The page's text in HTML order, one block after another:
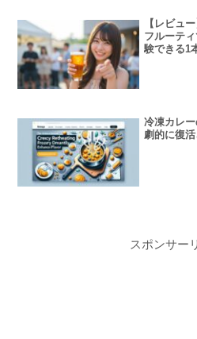
【レビュ
フルーテ
験できる1
冷凍カレ
劇的に復
スポンサー